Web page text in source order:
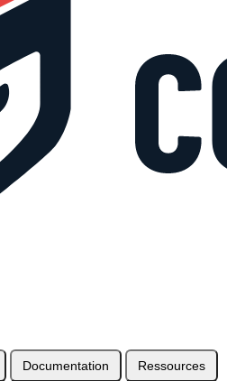
Documentation Ressources